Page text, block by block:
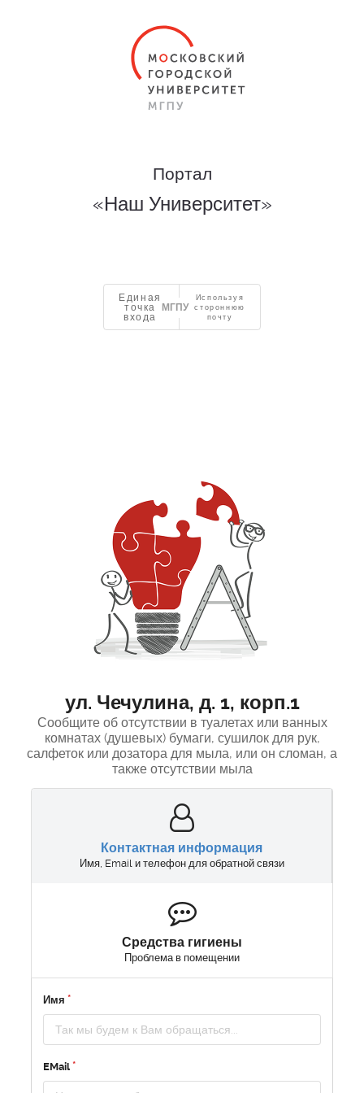
Портал
«Наш Университет»
Единая
точка
входа
Используя
стороннюю
почту
ул. Чечулина, д. 1, корп.1
Сообщите об отсутствии в туалетах или ванных
комнатах (душевых) бумаги, сушилок для рук,
салфеток или дозатора для мыла, или он сломан, а
также отсутствии мыла
Контактная информация
Имя, Email и телефон для обратной связи
Средства гигиены
Проблема в помещении
Имя
EMail